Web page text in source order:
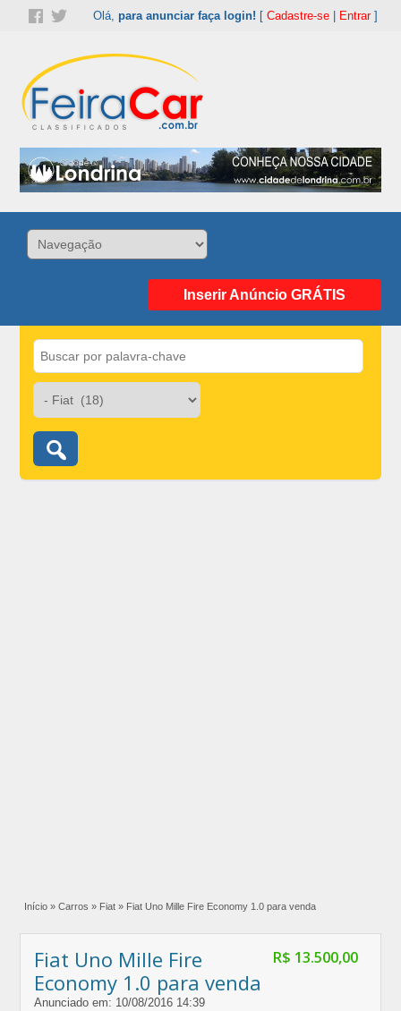
Olá, para anunciar faça login! [ Cadastre-se| Entrar]
Inserir Anúncio GRÁTIS
Início » Carros » Fiat » Fiat Uno Mille Fire Economy 1.0 para venda
R$ 13.500,00
Fiat Uno Mille Fire
Economy 1.0 para venda
Anunciado em: 10/08/2016 14:39